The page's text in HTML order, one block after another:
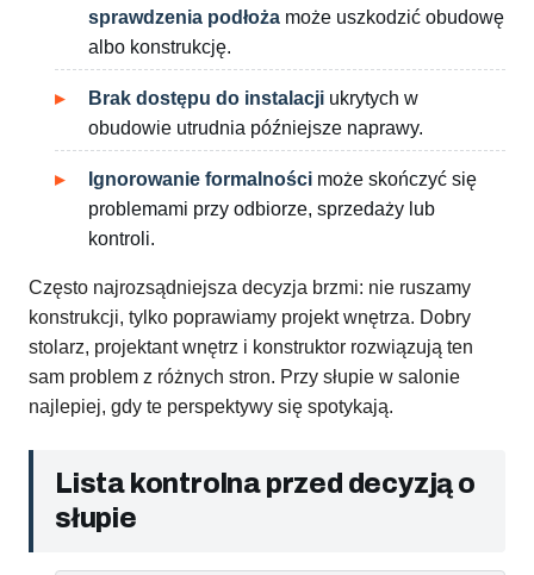
sprawdzenia podłoża może uszkodzić obudowę
albo konstrukcję.
Brak dostępu do instalacji ukrytych w
obudowie utrudnia późniejsze naprawy.
Ignorowanie formalności może skończyć się
problemami przy odbiorze, sprzedaży lub
kontroli.
Często najrozsądniejsza decyzja brzmi: nie ruszamy
konstrukcji, tylko poprawiamy projekt wnętrza. Dobry
stolarz, projektant wnętrz i konstruktor rozwiązują ten
sam problem z różnych stron. Przy słupie w salonie
najlepiej, gdy te perspektywy się spotykają.
Lista kontrolna przed decyzją o
słupie